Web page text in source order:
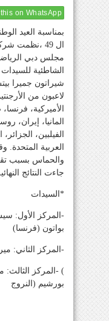
on WhatsApp
بمناسبة العيد
ال 49 ،نظمت
مجلس دبي
الشاطئية
شيراتون جميرا
لاعبون من
الأميركية،
المانيا، إيران،
الفيلبين،
العربية المتحدة.
والحماس بسبب
جاءت النتائج
*السيدات
-المركز الأول:
بواتون (فرنسا)
-المركز الثاني:
) -المركز الثالث:
بورشيم (النروج